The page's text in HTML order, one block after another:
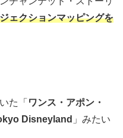
ェクションマッピングを
た「 ワンス・アポン・
Disneyland 」みたい